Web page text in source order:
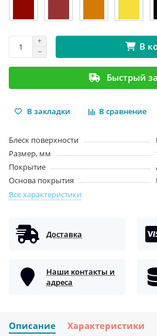
В
Быстрый
В закладки В сравнение
Блеск поверхности
Размер, мм
Покрытие
Основа покрытия
Все характеристики
Доставка
Наши контакты и
адреса
Описание Характеристики